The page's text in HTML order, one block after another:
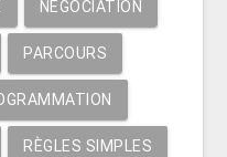
NÉGOCIATION
PARCOURS
RÈGLES SIMPLES